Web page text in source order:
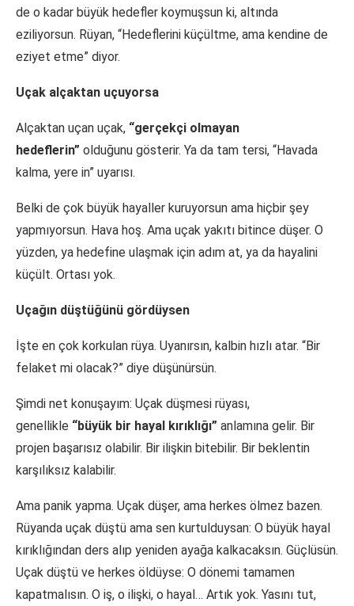
de o kadar büyük hedefler koymuşsun ki, altında
eziliyorsun. Rüyan, “Hedeflerini küçültme, ama kendine de
eziyet etme” diyor.
Uçak alçaktan uçuyorsa
Alçaktan uçan uçak, “gerçekçi olmayan
hedeflerin” olduğunu gösterir. Ya da tam tersi, “Havada
kalma, yere in” uyarısı.
Belki de çok büyük hayaller kuruyorsun ama hiçbir şey
yapmıyorsun. Hava hoş. Ama uçak yakıtı bitince düşer. O
yüzden, ya hedefine ulaşmak için adım at, ya da hayalini
küçült. Ortası yok.
Uçağın düştüğünü gördüysen
İşte en çok korkulan rüya. Uyanırsın, kalbin hızlı atar. “Bir
felaket mi olacak?” diye düşünürsün.
Şimdi net konuşayım: Uçak düşmesi rüyası,
genellikle “büyük bir hayal kırıklığı” anlamına gelir. Bir
projen başarısız olabilir. Bir ilişkin bitebilir. Bir beklentin
karşılıksız kalabilir.
Ama panik yapma. Uçak düşer, ama herkes ölmez bazen.
Rüyanda uçak düştü ama sen kurtulduysan: O büyük hayal
kırıklığından ders alıp yeniden ayağa kalkacaksın. Güçlüsün.
Uçak düştü ve herkes öldüyse: O dönemi tamamen
kapatmalısın. O iş, o ilişki, o hayal… Artık yok. Yasını tut,